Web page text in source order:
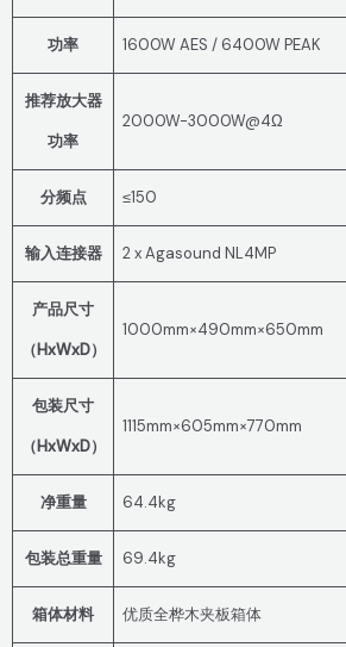
功率 1600W AES / 6400W PEAK
推荐放大器
功率
2000W-3000W@4Ω
分频点 ≤150
输入连接器 2 x Agasound NL4MP
产品尺寸
（HxWxD）
1000mm×490mm×650mm
包装尺寸
（HxWxD）
1115mm×605mm×770mm
净重量 64.4kg
包装总重量 69.4kg
箱体材料 优质全桦木夹板箱体